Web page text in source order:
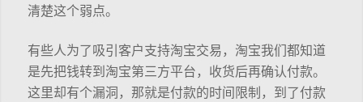
清楚这个弱点。
有些人为了吸引客户支持淘宝交易，淘宝我们都知道
是先把钱转到淘宝第三方平台，收货后再确认付款。
这里却有个漏洞，那就是付款的时间限制，到了付款